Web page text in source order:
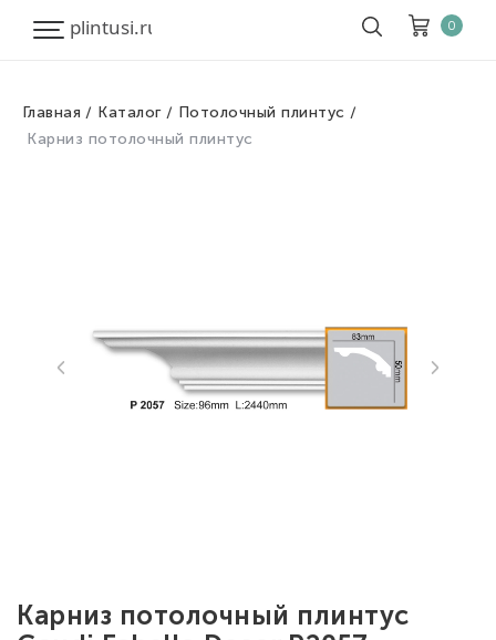
Корзина
0
Главная Каталог
Потолочный плинтус
Карниз потолочный плинтус
Карниз потолочный плинтус